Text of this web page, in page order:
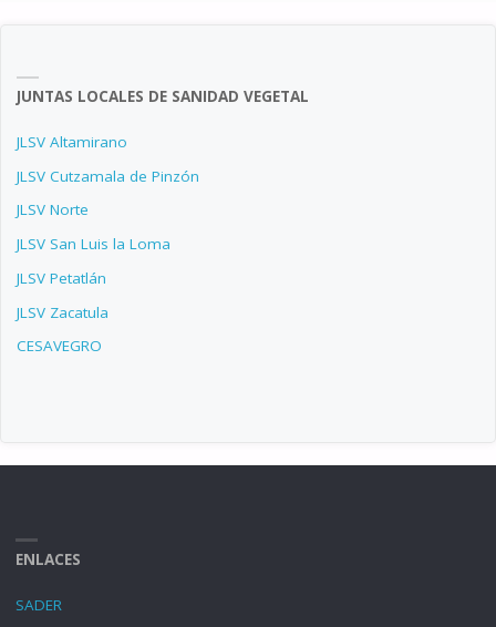
JUNTAS LOCALES DE SANIDAD VEGETAL
JLSV Altamirano
JLSV Cutzamala de Pinzón
JLSV Norte
JLSV San Luis la Loma
JLSV Petatlán
JLSV Zacatula
CESAVEGRO
ENLACES
SADER